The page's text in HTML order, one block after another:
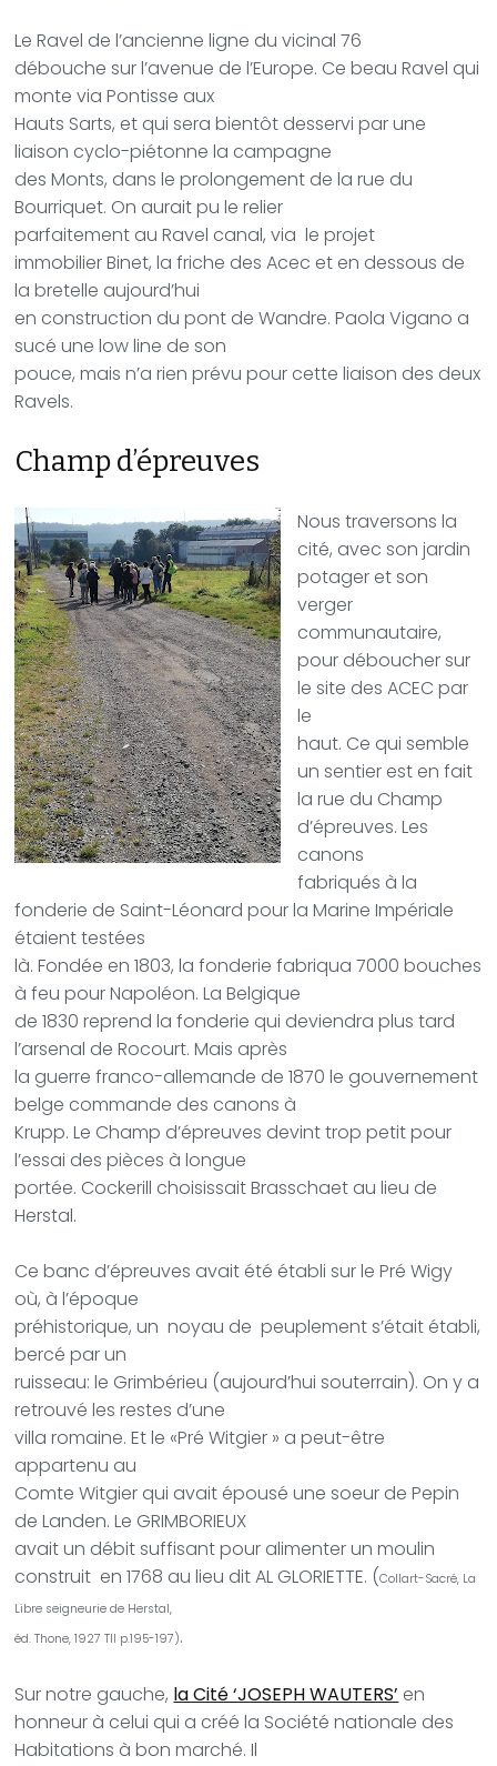
Le Ravel de l’ancienne ligne du vicinal 76
débouche sur l’avenue de l’Europe. Ce beau Ravel qui
monte via Pontisse aux
Hauts Sarts, et qui sera bientôt desservi par une
liaison cyclo-piétonne la campagne
des Monts, dans le prolongement de la rue du
Bourriquet. On aurait pu le relier
parfaitement au Ravel canal, via le projet
immobilier Binet, la friche des Acec et en dessous de
la bretelle aujourd’hui
en construction du pont de Wandre. Paola Vigano a
sucé une low line de son
pouce, mais n’a rien prévu pour cette liaison des deux
Ravels.
Champ d’épreuves
Nous traversons la
cité, avec son jardin
potager et son
verger
communautaire,
pour déboucher sur
le site des ACEC par
le
haut. Ce qui semble
un sentier est en fait
la rue du Champ
d’épreuves. Les
canons
fabriqués à la
fonderie de Saint-Léonard pour la Marine Impériale
étaient testées
là. Fondée en 1803, la fonderie fabriqua 7000 bouches
à feu pour Napoléon. La Belgique
de 1830 reprend la fonderie qui deviendra plus tard
l’arsenal de Rocourt. Mais après
la guerre franco-allemande de 1870 le gouvernement
belge commande des canons à
Krupp. Le Champ d’épreuves devint trop petit pour
l’essai des pièces à longue
portée. Cockerill choisissait Brasschaet au lieu de
Herstal.
Ce banc d’épreuves avait été établi surle Pré Wigy
où, à l’époque
préhistorique, un noyau de peuplement s’était établi,
bercé par un
ruisseau: le Grimbérieu (aujourd’hui souterrain). On y a
retrouvé les restes d’une
villa romaine. Etle «Pré Witgier » a peut-être
appartenu au
Comte Witgier qui avait épousé une soeur de Pepin
de Landen. Le GRIMBORIEUX
avait un débit suffisant pour alimenter un moulin
construit en 1768 au lieu dit AL GLORIETTE. (Collart-Sacré, La
Libre seigneurie de Herstal,
éd. Thone, 1927 TII p.195-197).
Sur notre gauche, la Cité ‘JOSEPH WAUTERS’ en
honneur à celui qui a créé la Société nationale des
Habitations à bon marché. Il